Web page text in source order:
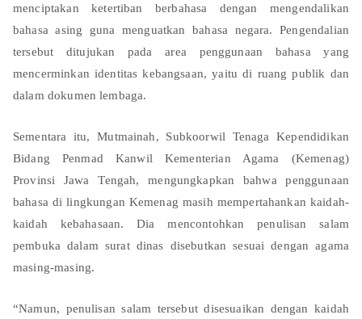
menciptakan ketertiban berbahasa dengan mengendalikan
bahasa asing guna menguatkan bahasa negara. Pengendalian
tersebut ditujukan pada area penggunaan bahasa yang
mencerminkan identitas kebangsaan, yaitu di ruang publik dan
dalam dokumen lembaga.
Sementara itu, Mutmainah, Subkoorwil Tenaga Kependidikan
Bidang Penmad Kanwil Kementerian Agama (Kemenag)
Provinsi Jawa Tengah, mengungkapkan bahwa penggunaan
bahasa di lingkungan Kemenag masih mempertahankan kaidah-
kaidah kebahasaan. Dia mencontohkan penulisan salam
pembuka dalam surat dinas disebutkan sesuai dengan agama
masing-masing.
“Namun, penulisan salam tersebut disesuaikan dengan kaidah